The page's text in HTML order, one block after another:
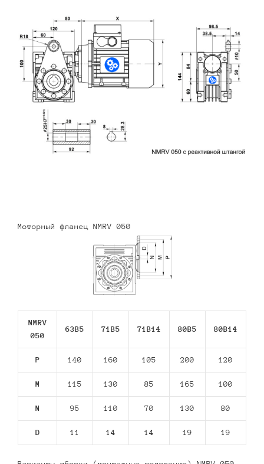
Моторный фланец NMRV 050
NMRV
050
63В5 71В5 71В14 80В5 80В14
P 140 160 105 200 120
M 115 130 85 165 100
N 95 110 70 130 80
D 11 14 14 19 19